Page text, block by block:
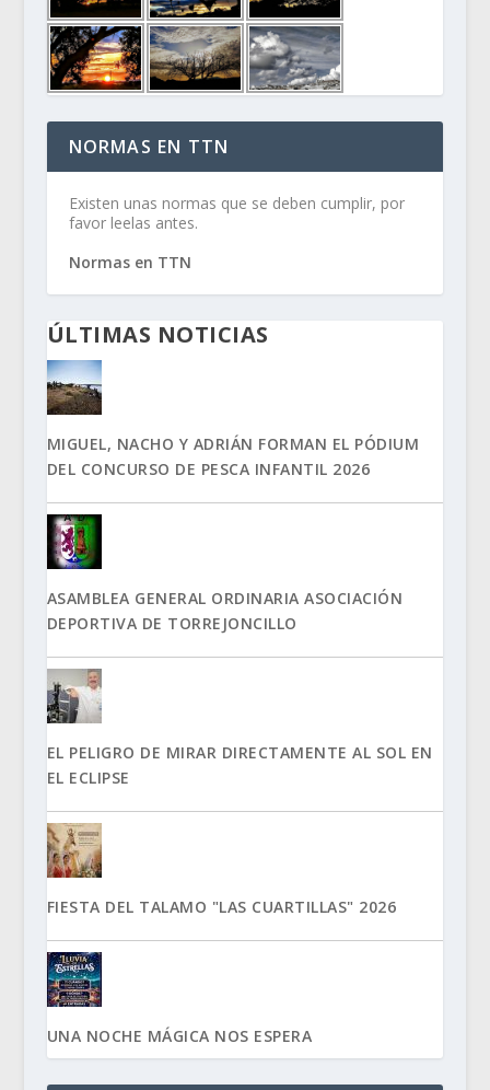
NORMAS EN TTN
Existen unas normas que se deben cumplir, por
favor leelas antes.
Normas en TTN
ÚLTIMAS NOTICIAS
MIGUEL, NACHO Y ADRIÁN FORMAN EL PÓDIUM
DEL CONCURSO DE PESCA INFANTIL 2026
ASAMBLEA GENERAL ORDINARIA ASOCIACIÓN
DEPORTIVA DE TORREJONCILLO
EL PELIGRO DE MIRAR DIRECTAMENTE AL SOL EN
EL ECLIPSE
FIESTA DEL TALAMO "LAS CUARTILLAS" 2026
UNA NOCHE MÁGICA NOS ESPERA